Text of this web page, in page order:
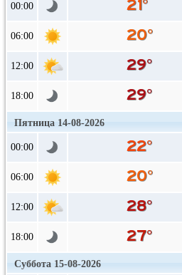
00:00
06:00
12:00
18:00
Пятница 14-08-2026
00:00
06:00
12:00
18:00
Суббота 15-08-2026